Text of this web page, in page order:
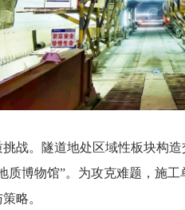
战。隧道地处区域性板块构
质博物馆”。为攻克难题，施
略。